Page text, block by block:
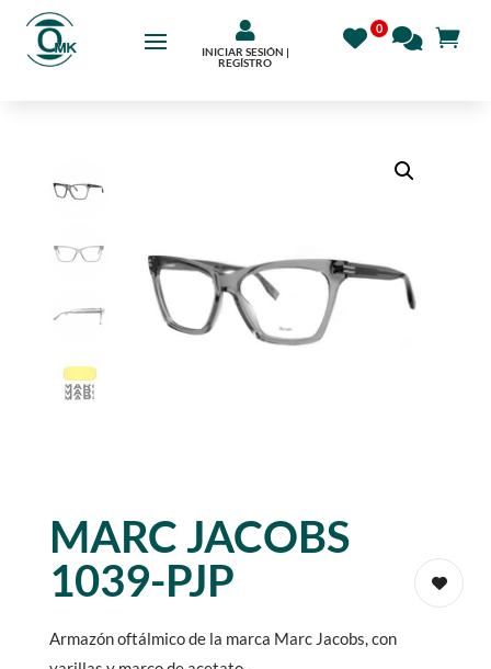

INICIAR SESIÓN |
REGÍSTRO
MARC JACOBS
1039-PJP
Armazón oftálmico de la marca Marc Jacobs, con